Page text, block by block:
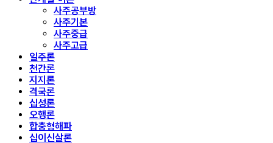
사주공부방
사주기본
사주중급
사주고급
일주론
천간론
지지론
격국론
십성론
오행론
합충형해파
십이신살론